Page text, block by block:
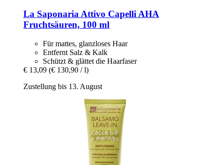
La SaponariaAttivo Capelli AHA
Fruchtsäuren, 100 ml
Für mattes, glanzloses Haar
Entfernt Salz & Kalk
Schützt & glättet die Haarfaser
€ 13,09 (€ 130,90 / l)
Zustellung bis 13. August